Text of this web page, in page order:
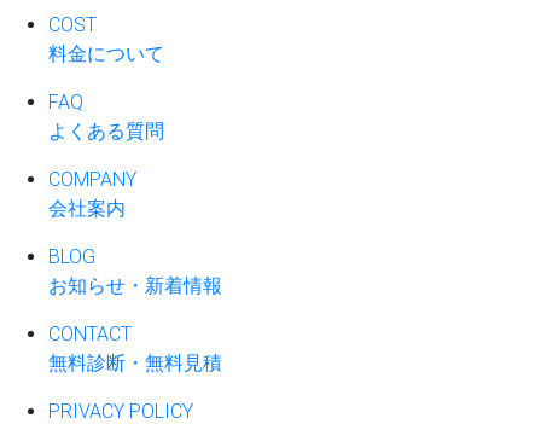
COST
料金について
FAQ
よくある質問
COMPANY
会社案内
BLOG
お知らせ・新着情報
CONTACT
無料診断・無料見積
PRIVACY POLICY